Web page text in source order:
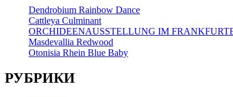
Dendrobium Rainbow Dance
Cattleya Culminant
ORCHIDEENAUSSTELLUNG IM
Masdevallia Redwood
Otonisia Rhein Blue Baby
РУБРИКИ